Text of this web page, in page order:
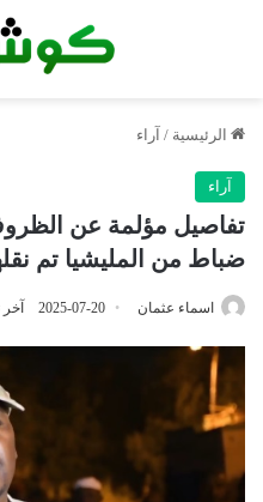
الرئيسية / آراء
آراء
تفاصيل مؤلمة عن
ضباط من المليشيا تم
اسماء عثمان 2025-07-20 آخر